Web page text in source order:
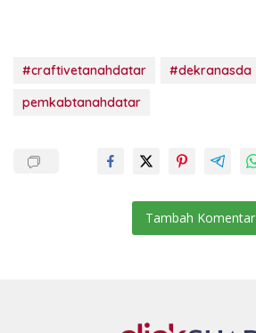
#craftivetanahdatar
#dekranasda
pemkabtanahdatar
Tambah Komentar